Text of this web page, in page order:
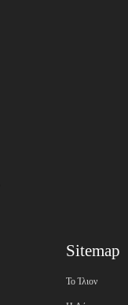
Sitemap
Το Ίλιον